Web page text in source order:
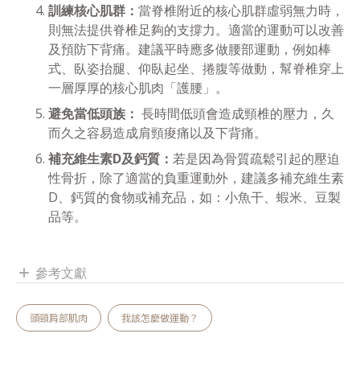
訓練核心肌群： 當脊椎附近的核心肌群虛弱無力時，
則無法提供脊椎足夠的支撐力。適當的運動可以改善
及預防下背痛。建議平時應多做腰部運動，例如棒
式、臥姿抬腿、仰臥起坐、捲腹等做動，幫脊椎穿上
一層厚厚的核心肌肉「護腰」。
避免當低頭族： 長時間低頭會造成頸椎的壓力，久
而久之容易造成肩頸痠痛以及下背痛。
補充維生素D及鈣質： 若是因為骨質疏鬆引起的壓迫
性骨折，除了適當的負重運動外，建議多補充維生素
D、鈣質的食物或補充品，如：小魚干、蝦米、豆製
品等。
add 參考文獻
頭頸肩部肌肉 我該怎麼做運動？